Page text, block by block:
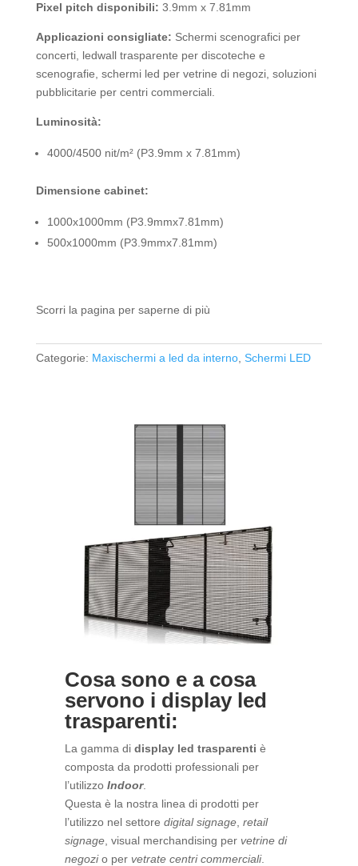
Pixel pitch disponibili: 3.9mm x 7.81mm
Applicazioni consigliate: Schermi scenografici per
concerti, ledwall trasparente per discoteche e
scenografie, schermi led per vetrine di negozi, soluzioni
pubblicitarie per centri commerciali.
Luminosità:
4000/4500 nit/m² (P3.9mm x 7.81mm)
Dimensione cabinet:
1000x1000mm (P3.9mmx7.81mm)
500x1000mm (P3.9mmx7.81mm)
Scorri la pagina per saperne di più
Categorie: Maxischermi a led da interno, Schermi LED
Cosa sono e a cosa
servono i display led
trasparenti:
La gamma di display led trasparenti è
composta da prodotti professionali per
l’utilizzo Indoor.
Questa è la nostra linea di prodotti per
l’utilizzo nel settore digital signage, retail
signage, visual merchandising per vetrine di
negozio per vetrate centri commerciali.